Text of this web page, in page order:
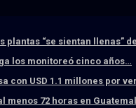
plantas “se sientan llenas”
los monitoreó cinco años…
con USD 1.1 millones por
menos 72 horas en